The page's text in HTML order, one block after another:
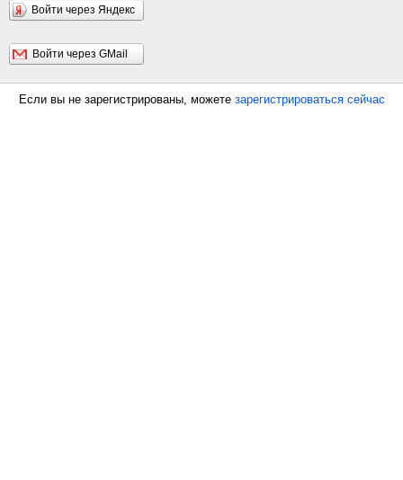
Войти через Яндекс
Войти через GMail
Если вы не зарегистрированы, можете зарегистрироваться сейчас